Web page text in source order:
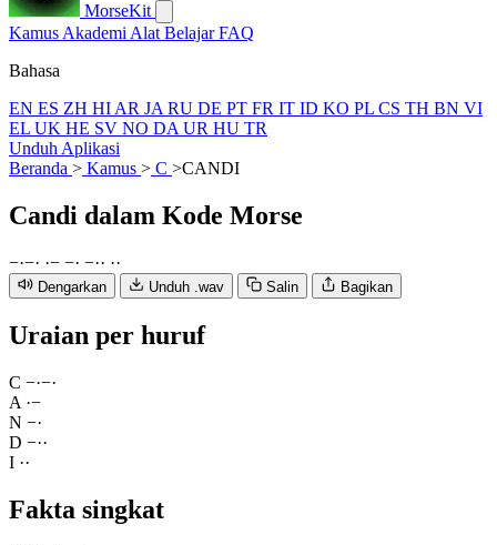
MorseKit
Kamus Akademi Alat BelajarFAQ
Bahasa
EN ES ZH HI AR JA RU DE PT FR IT ID KO PL CS TH BN VI
EL UK HE SV NO DA UR HU TR
Unduh Aplikasi
Beranda > Kamus > C >CANDI
Candi dalam Kode Morse
−·−· ·− −· −·· ··
Dengarkan Unduh .wav Salin Bagikan
Uraian per huruf
C −·−·
A ·−
N −·
D −··
I ··
Fakta singkat